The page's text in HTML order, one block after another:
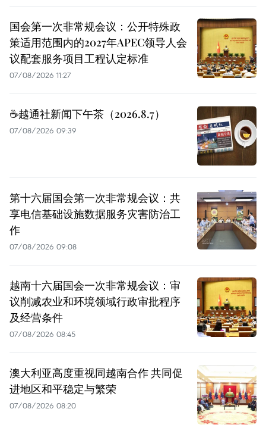
国会第一次非常规会议：公开特殊政
策适用范围内的2027年APEC领导人会
议配套服务项目工程认定标准
07/08/2026 11:27
☕️越通社新闻下午茶（2026.8.7）
07/08/2026 09:39
第十六届国会第一次非常规会议：共
享电信基础设施数据服务灾害防治工
作
07/08/2026 09:08
越南十六届国会一次非常规会议：审
议削减农业和环境领域行政审批程序
及经营条件
07/08/2026 08:45
澳大利亚高度重视同越南合作 共同促
进地区和平稳定与繁荣
07/08/2026 08:20